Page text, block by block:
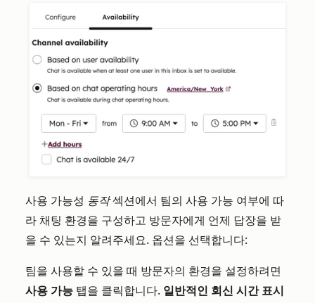
사용 가능성 동작섹션에서 팀의 사용 가능 여부에 따
라 채팅 환경을 구성하고 방문자에게 언제 답장을 받
을 수 있는지 알려주세요. 옵션을 선택합니다:
팀을 사용할 수 있을 때 방문자의 환경을 설정하려면
사용 가능 탭을 클릭합니다. 일반적인 회신 시간 표시